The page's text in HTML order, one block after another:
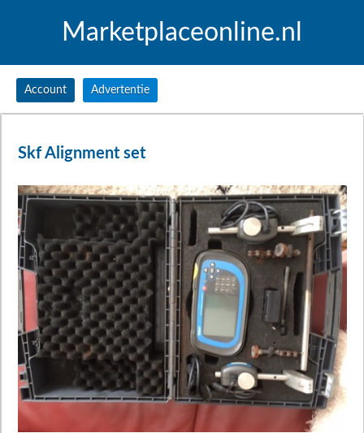
Marketplaceonline.nl
Account Advertentie
Skf Alignment set